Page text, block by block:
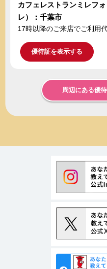
カフェレストランミレフ
レ）：千葉市
17時以降のご来店でご利用
優待証を表示する
周辺にある優